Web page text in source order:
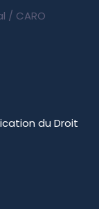
/ CARO
du Droit